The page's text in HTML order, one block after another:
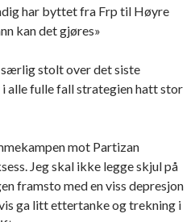
har byttet fra Frp til Høyre
kan det gjøres»
stolt over det siste
i alle fulle fall strategien hatt stor
mot Partizan
Jeg skal ikke legge skjul på
framsto med en viss depresjon
ga litt ettertanke og trekning i